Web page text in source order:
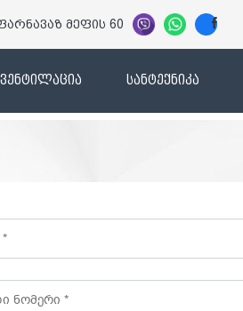
მეფის 60
ვენტილაცია სანტექნიკა